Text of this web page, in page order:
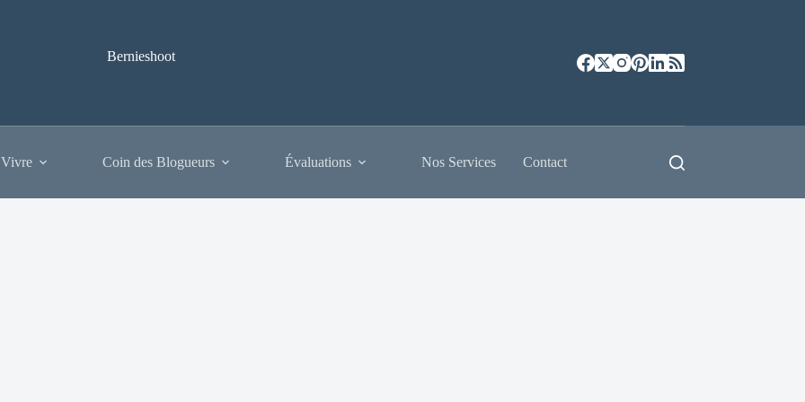
Bernieshoot
Coin des Blogueurs Évaluations Nos Services Contact